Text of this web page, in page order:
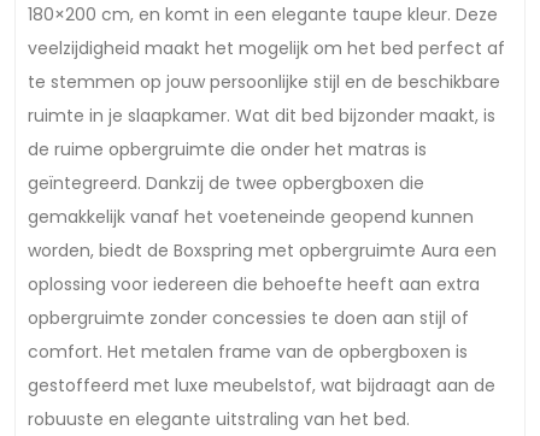
180×200 cm, en komt in een elegante taupe kleur. Deze
veelzijdigheid maakt het mogelijk om het bed perfect af
te stemmen op jouw persoonlijke stijl en de beschikbare
ruimte in je slaapkamer. Wat dit bed bijzonder maakt, is
de ruime opbergruimte die onder het matras is
geïntegreerd. Dankzij de twee opbergboxen die
gemakkelijk vanaf het voeteneinde geopend kunnen
worden, biedt de Boxspring met opbergruimte Aura een
oplossing voor iedereen die behoefte heeft aan extra
opbergruimte zonder concessies te doen aan stijl of
comfort. Het metalen frame van de opbergboxen is
gestoffeerd met luxe meubelstof, wat bijdraagt aan de
robuuste en elegante uitstraling van het bed.